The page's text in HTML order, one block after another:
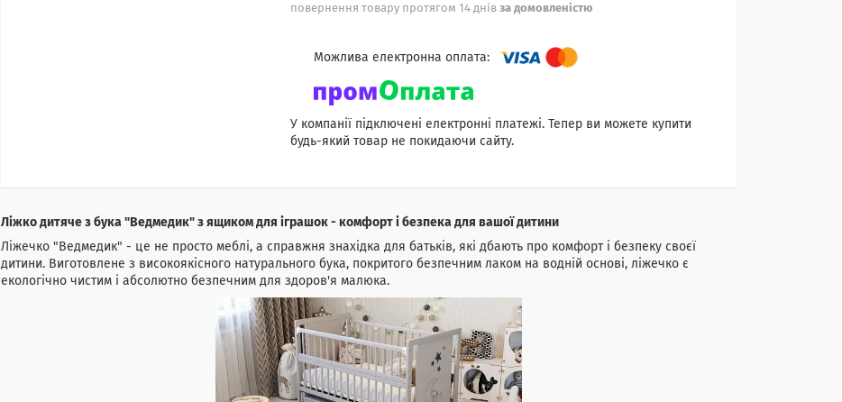
повернення товару протягом 14 днів за домовленістю
У компанії підключені електронні платежі. Тепер ви можете купити
будь-який товар не покидаючи сайту.
Ліжко дитяче з бука "Ведмедик" з ящиком для іграшок - комфорт і безпека для вашої дитини
Ліжечко "Ведмедик" - це не просто меблі, а справжня знахідка для батьків, які дбають про комфорт і безпеку своєї
дитини. Виготовлене з високоякісного натурального бука, покритого безпечним лаком на водній основі, ліжечко є
екологічно чистим і абсолютно безпечним для здоров'я малюка.